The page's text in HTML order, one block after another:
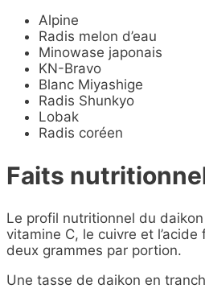
Alpine
Radis melon d’eau
Minowase japonais
KN-Bravo
Blanc Miyashige
Radis Shunkyo
Lobak
Radis coréen
Faits
Le profil nutritionnel du
vitamine C, le cuivre et
deux grammes par portion.
Une tasse de daikon en